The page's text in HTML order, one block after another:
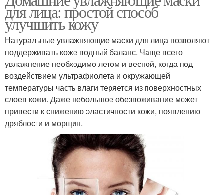
для лица: простой способ
улучшить кожу
Натуральные увлажняющие маски для лица позволяют
поддерживать коже водный баланс. Чаще всего
увлажнение необходимо летом и весной, когда под
воздействием ультрафиолета и окружающей
температуры часть влаги теряется из поверхностных
слоев кожи. Даже небольшое обезвоживание может
привести к снижению эластичности кожи, появлению
дряблости и морщин.